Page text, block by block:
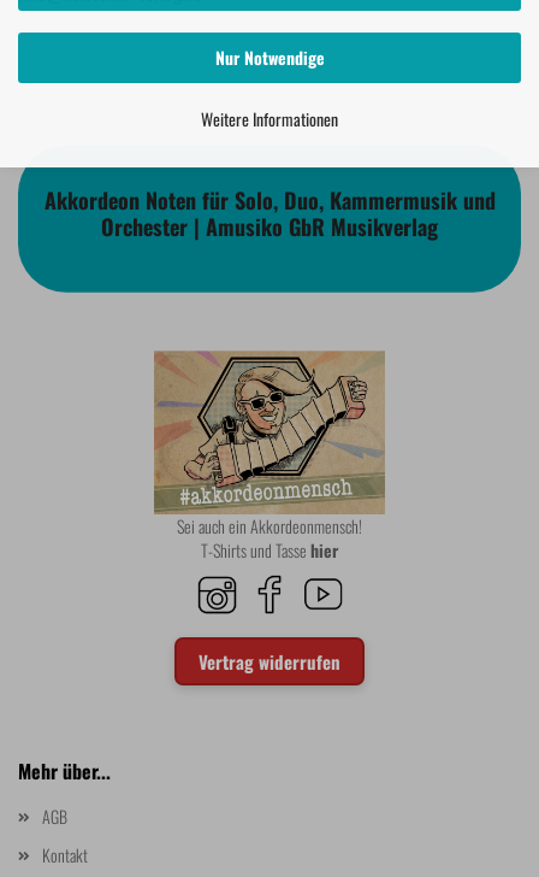
Nur Notwendige
Weitere Informationen
Akkordeon Noten für Solo, Duo, Kammermusik und
Orchester | Amusiko GbR Musikverlag
Sei auch ein Akkordeonmensch!
T-Shirts und Tassehier
Vertrag widerrufen
Mehr über...
AGB
Kontakt